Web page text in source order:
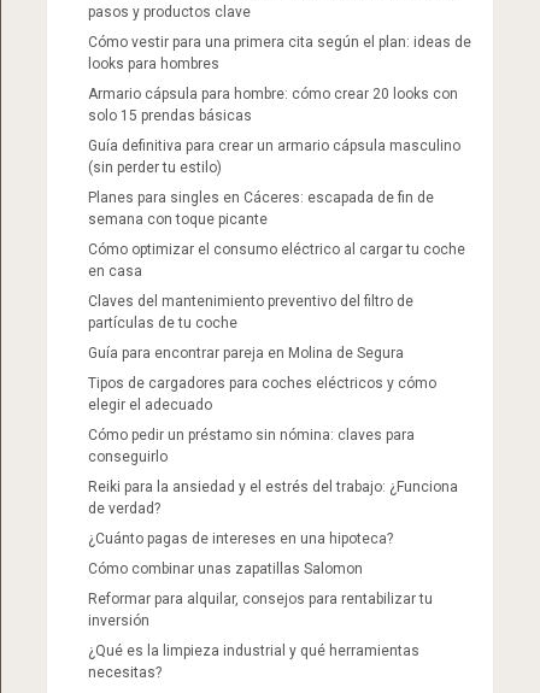
pasos y productos clave
Cómo vestir para una primera cita según el plan: ideas de
looks para hombres
Armario cápsula para hombre: cómo crear 20 looks con
solo 15 prendas básicas
Guía definitiva para crear un armario cápsula masculino
(sin perder tu estilo)
Planes para singles en Cáceres: escapada de fin de
semana con toque picante
Cómo optimizar el consumo eléctrico al cargar tu coche
en casa
Claves del mantenimiento preventivo del filtro de
partículas de tu coche
Guía para encontrar pareja en Molina de Segura
Tipos de cargadores para coches eléctricos y cómo
elegir el adecuado
Cómo pedir un préstamo sin nómina: claves para
conseguirlo
Reiki para la ansiedad y el estrés del trabajo: ¿Funciona
de verdad?
¿Cuánto pagas de intereses en una hipoteca?
Cómo combinar unas zapatillas Salomon​
Reformar para alquilar, consejos para rentabilizar tu
inversión
¿Qué es la limpieza industrial y qué herramientas
necesitas?